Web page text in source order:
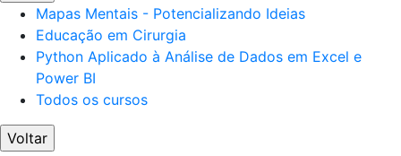
Mapas Mentais - Potencializando Ideias
Educação em Cirurgia
Python Aplicado à Análise de Dados em Excel e
Power BI
Todos os cursos
Voltar